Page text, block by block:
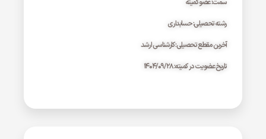
سمت: عضو کمیته
رشته تحصیلی: حسابداری
آخرین مقطع تحصیلی: کارشناسی ارشد
تاریخ عضویت در کمیته: ۱۴۰۴/۰۹/۲۸